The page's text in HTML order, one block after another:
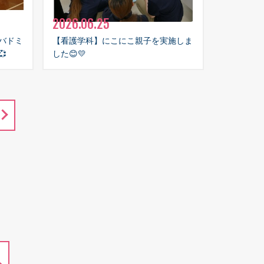
ドミ
2026.06.25
【看護学科】にこにこ親子を実施しま
した😊💛